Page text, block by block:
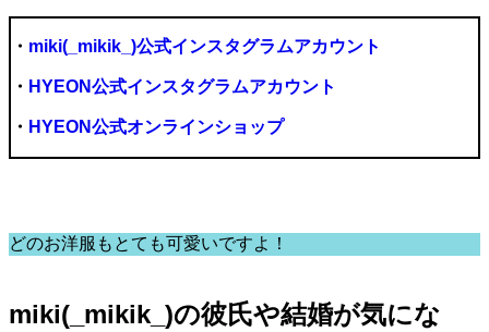
・ miki(_mikik_)公式インスタグラムアカウント
・ HYEON公式インスタグラムアカウント
・ HYEON公式オンラインショップ
どのお洋服もとても可愛いですよ！
miki(_mikik_)の彼氏や結婚が気にな